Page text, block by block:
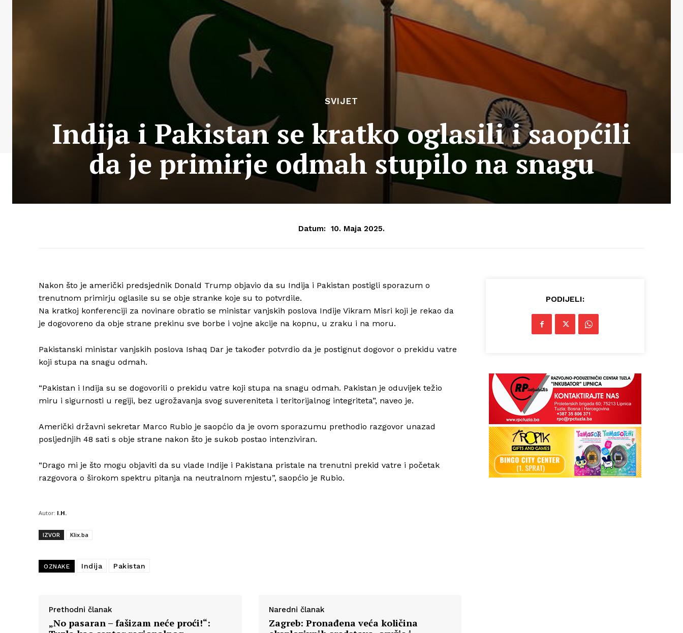
Info
SVIJET
Indija i Pakistan se kratko oglasili i saopćili
da je primirje odmah stupilo na snagu
Datum: 10. Maja 2025.
Nakon što je američki predsjednik Donald Trump objavio da su Indija i Pakistan postigli sporazum o
trenutnom primirju oglasile su se obje stranke koje su to potvrdile.
Na kratkoj konferenciji za novinare obratio se ministar vanjskih poslova Indije Vikram Misri koji je rekao da
je dogovoreno da obje strane prekinu sve borbe i vojne akcije na kopnu, u zraku i na moru.
Pakistanski ministar vanjskih poslova Ishaq Dar je također potvrdio da je postignut dogovor o prekidu vatre
koji stupa na snagu odmah.
“Pakistan i Indija su se dogovorili o prekidu vatre koji stupa na snagu odmah. Pakistan je oduvijek težio
miru i sigurnosti u regiji, bez ugrožavanja svog suvereniteta i teritorijalnog integriteta”, naveo je.
Američki državni sekretar Marco Rubio je saopćio da je ovom sporazumu prethodio razgovor unazad
posljednjih 48 sati s obje strane nakon što je sukob postao intenziviran.
“Drago mi je što mogu objaviti da su vlade Indije i Pakistana pristale na trenutni prekid vatre i početak
razgovora o širokom spektru pitanja na neutralnom mjestu”, saopćio je Rubio.
Autor: I.H.
IZVOR Klix.ba
OZNAKE Indija Pakistan
Prethodni članak
„No pasaran – fašizam neće proći!“:
Naredni članak
Zagreb: Pronađena veća količina
PODIJELI: